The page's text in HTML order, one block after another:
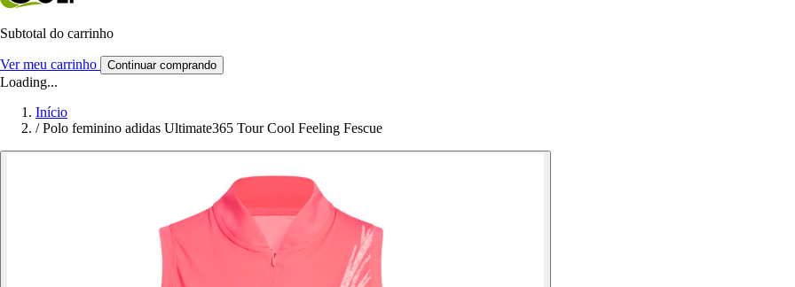
Subtotal do carrinho
Ver meu carrinho Continuar comprando
Loading...
Início
/ Polo feminino adidas Ultimate365 Tour Cool Feeling Fescue